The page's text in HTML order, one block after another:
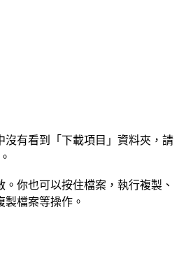
沒有看到「下載項目」資料夾，請
你也可以按住檔案，執行複製、
檔案等操作。